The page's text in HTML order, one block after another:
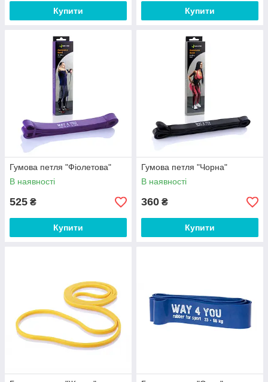
Купити Купити
Гумова петля "Фіолетова"
В наявності
525 ₴
Купити
Гумова петля "Чорна"
В наявності
360 ₴
Купити